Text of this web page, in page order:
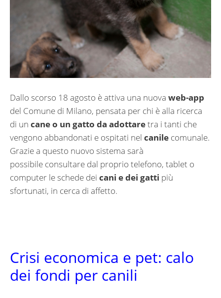
Dallo scorso 18 agosto è attiva una nuova web-app
del Comune di Milano, pensata per chi è alla ricerca
di un cane o un gatto da adottaretra i tanti che
vengono abbandonati e ospitati nel canile comunale.
Grazie a questo nuovo sistema sarà
possibile consultare dal proprio telefono, tablet o
computer le schede dei cani e dei gatti più
sfortunati, in cerca di affetto.
Crisi economica e pet: calo
dei fondi per canili